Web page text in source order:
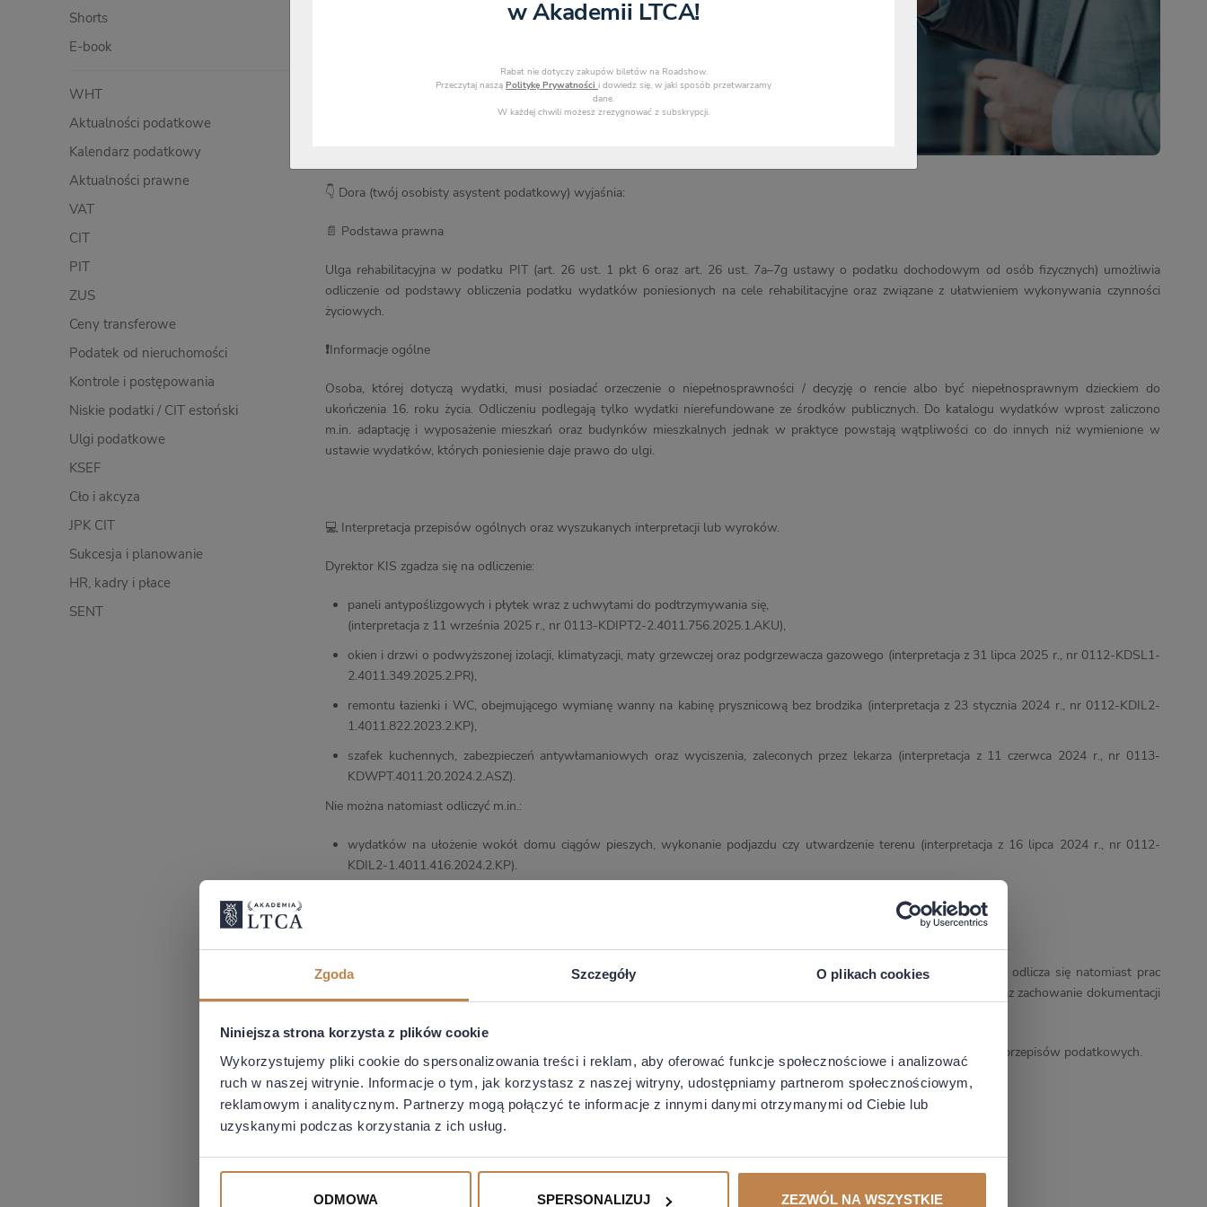
Zgoda Szczegóły O plikach cookies
Niniejsza strona korzysta z plików cookie
Wykorzystujemy pliki cookie do spersonalizowania treści i reklam, aby oferować funkcje społecznościowe i analizować
ruch w naszej witrynie. Informacje o tym, jak korzystasz z naszej witryny, udostępniamy partnerom społecznościowym,
reklamowym i analitycznym. Partnerzy mogą połączyć te informacje z innymi danymi otrzymanymi od Ciebie lub
uzyskanymi podczas korzystania z ich usług.
ODMOWA SPERSONALIZUJ ZEZWÓL NA WSZYSTKIE
👇 Dora (twój osobisty asystent podatkowy) wyjaśnia:
📄 Podstawa prawna
Ulga rehabilitacyjna w podatku PIT (art. 26 ust. 1 pkt 6 oraz art. 26 ust. 7a–7g ustawy o podatku dochodowym od osób fizycznych) umożliwia
odliczenie od podstawy obliczenia podatku wydatków poniesionych na cele rehabilitacyjne oraz związane z ułatwieniem wykonywania czynności
życiowych.
❗Informacje ogólne
Osoba, której dotyczą wydatki, musi posiadać orzeczenie o niepełnosprawności / decyzję o rencie albo być niepełnosprawnym dzieckiem do
ukończenia 16. roku życia. Odliczeniu podlegają tylko wydatki nierefundowane ze środków publicznych. Do katalogu wydatków wprost zaliczono
m.in. adaptację i wyposażenie mieszkań oraz budynków mieszkalnych jednak w praktyce powstają wątpliwości co do innych niż wymienione w
ustawie wydatków, których poniesienie daje prawo do ulgi.
💻 Interpretacja przepisów ogólnych oraz wyszukanych interpretacji lub wyroków.
Dyrektor KIS zgadza się na odliczenie:
paneli antypoślizgowych i płytek wraz z uchwytami do podtrzymywania się,
(interpretacja z 11 września 2025 r., nr 0113-KDIPT2-2.4011.756.2025.1.AKU),
okien i drzwi o podwyższonej izolacji, klimatyzacji, maty grzewczej oraz podgrzewacza gazowego (interpretacja z 31 lipca 2025 r., nr 0112-KDSL1-
2.4011.349.2025.2.PR),
remontu łazienki i WC, obejmującego wymianę wanny na kabinę prysznicową bez brodzika (interpretacja z 23 stycznia 2024 r., nr 0112-KDIL2-
1.4011.822.2023.2.KP),
szafek kuchennych, zabezpieczeń antywłamaniowych oraz wyciszenia, zaleconych przez lekarza (interpretacja z 11 czerwca 2024 r., nr 0113-
KDWPT.4011.20.2024.2.ASZ).
Nie można natomiast odliczyć m.in.:
wydatków na ułożenie wokół domu ciągów pieszych, wykonanie podjazdu czy utwardzenie terenu (interpretacja z 16 lipca 2024 r., nr 0112-
KDIL2-1.4011.416.2024.2.KP).
Do odliczeń kwalifikują się m.in. prace remontowe i wyposażenie ułatwiające wykonywanie codziennych czynności. Nie odlicza się natomiast prac
dotyczących adaptacji otoczenia budynku. Kluczowa jest indywidualna ocena związku wydatku z niepełnosprawnością oraz zachowanie dokumentacji
*Informacje przekazywane przez Doradzai.com nie są usługami doradztwa podatkowego i nie stanowią wiążącej wykładni przepisów podatkowych.
Shorts
E-book
WHT
Aktualności podatkowe
Kalendarz podatkowy
Aktualności prawne
VAT
CIT
PIT
ZUS
Ceny transferowe
Podatek od nieruchomości
Kontrole i postępowania
Niskie podatki / CIT estoński
Ulgi podatkowe
KSEF
Cło i akcyza
JPK CIT
Sukcesja i planowanie
HR, kadry i płace
SENT
w Akademii LTCA!
Rabat nie dotyczy zakupów biletów na Roadshow.
Przeczytaj naszą Politykę Prywatności i dowiedz się, w jaki sposób przetwarzamy
dane.
W każdej chwili możesz zrezygnować z subskrypcji.